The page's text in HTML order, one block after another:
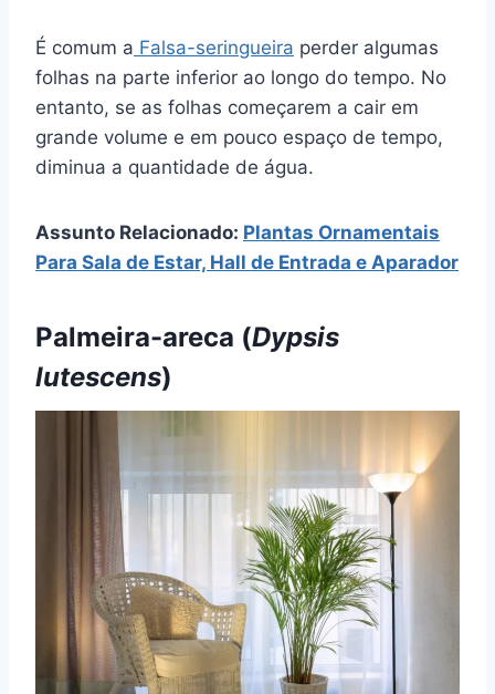
É comum a Falsa-seringueira perder algumas
folhas na parte inferior ao longo do tempo. No
entanto, se as folhas começarem a cair em
grande volume e em pouco espaço de tempo,
diminua a quantidade de água.
Assunto Relacionado: Plantas Ornamentais
Para Sala de Estar, Hall de Entrada e Aparador
Palmeira-areca (Dypsis
lutescens)